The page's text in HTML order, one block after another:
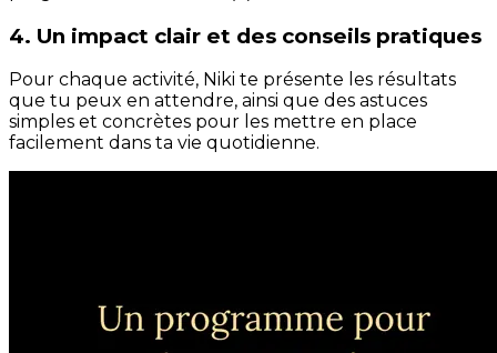
4. Un impact clair et des conseils pratiques
Pour chaque activité, Niki te présente les résultats
que tu peux en attendre, ainsi que des astuces
simples et concrètes pour les mettre en place
facilement dans ta vie quotidienne.